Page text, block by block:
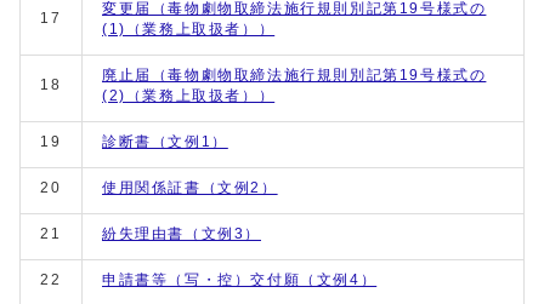
17
変更届（毒物劇物取締法施行規則別記第19号様式の
(1)（業務上取扱者））
18
廃止届（毒物劇物取締法施行規則別記第19号様式の
(2)（業務上取扱者））
19 診断書（文例1）
20 使用関係証書（文例2）
21 紛失理由書（文例3）
22 申請書等（写・控）交付願（文例4）